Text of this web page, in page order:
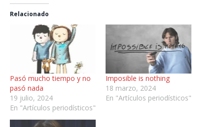
Relacionado
Pasó mucho tiempo y no
pasó nada
19 julio, 2024
En "Artículos periodísticos"
Imposible is nothing
18 marzo, 2024
En "Artículos periodísticos"